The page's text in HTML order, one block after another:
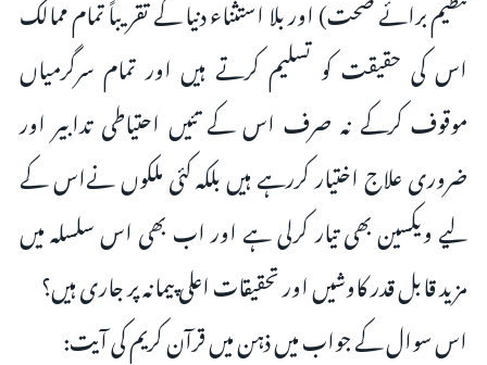
اس کی حقیقت کو تسلیم کرتے ہیں اور تمام سرگرمیاں
موقوف کرکے نہ صرف اس کے تئیں احتیاطی تدابیر اور
ضروری علاج اختیار کررہے ہیں بلکہ کئی ملکوں نےاس کے
لیے ویکسین بھی تیار کرلی ہے اور اب بھی اس سلسلہ میں
مزید قابل قدر کاوشیں اور تحقیقات اعلی پیمانہ پر جاری ہیں؟
اس سوال کے جواب میں ذہن میں قرآن کریم کی آیت: